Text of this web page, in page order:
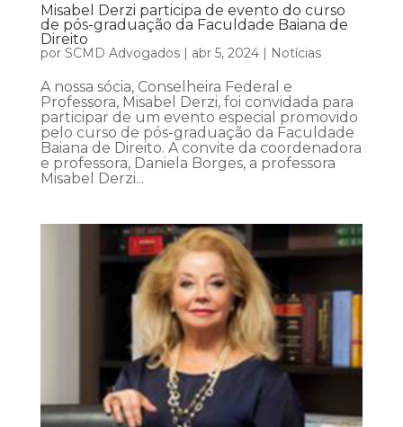
Misabel Derzi participa de evento do curso
de pós-graduação da Faculdade Baiana de
Direito
por SCMD Advogados| abr 5, 2024| Notícias
A nossa sócia, Conselheira Federal e
Professora, Misabel Derzi, foi convidada para
participar de um evento especial promovido
pelo curso de pós-graduação da Faculdade
Baiana de Direito. A convite da coordenadora
e professora, Daniela Borges, a professora
Misabel Derzi...